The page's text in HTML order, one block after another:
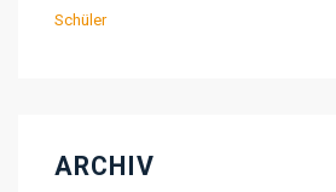
Schüler
ARCHIV